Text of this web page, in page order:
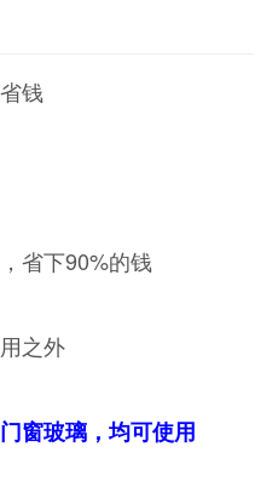
钱
省下90%的钱
之外
窗玻璃，均可使用